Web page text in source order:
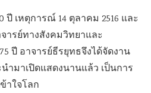
ปี เหตุการณ์ 14 ตุลาคม 2516 และ
ารย์ทางสังคมวิทยาและ
ปี อาจารย์ธีรยุทธจึงได้จัดงาน
ำมาเปิดแสดงนานแล้ว เป็นการ
าใจโลก